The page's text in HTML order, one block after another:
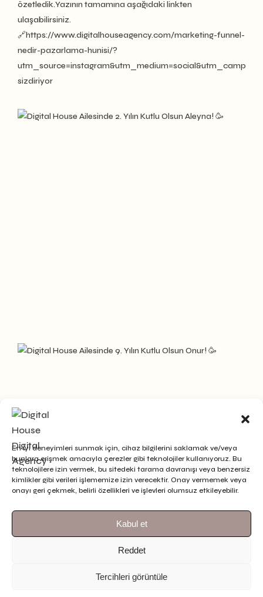
En iyi deneyimleri sunmak için, cihaz bilgilerini saklamak ve/veya
bunlara erişmek amacıyla çerezler gibi teknolojiler kullanıyoruz. Bu
teknolojilere izin vermek, bu sitedeki tarama davranışı veya benzersiz
kimlikler gibi verileri işlememize izin verecektir. Onay vermemek veya
onayı geri çekmek, belirli özellikleri ve işlevleri olumsuz etkileyebilir.
Kabul et
Reddet
Tercihleri görüntüle